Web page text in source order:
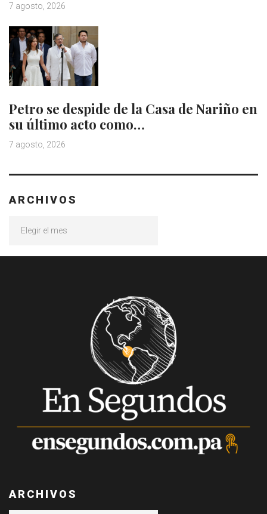
7 agosto, 2026
Petro se despide de la Casa de Nariño en
su último acto como…
7 agosto, 2026
ARCHIVOS
ARCHIVOS